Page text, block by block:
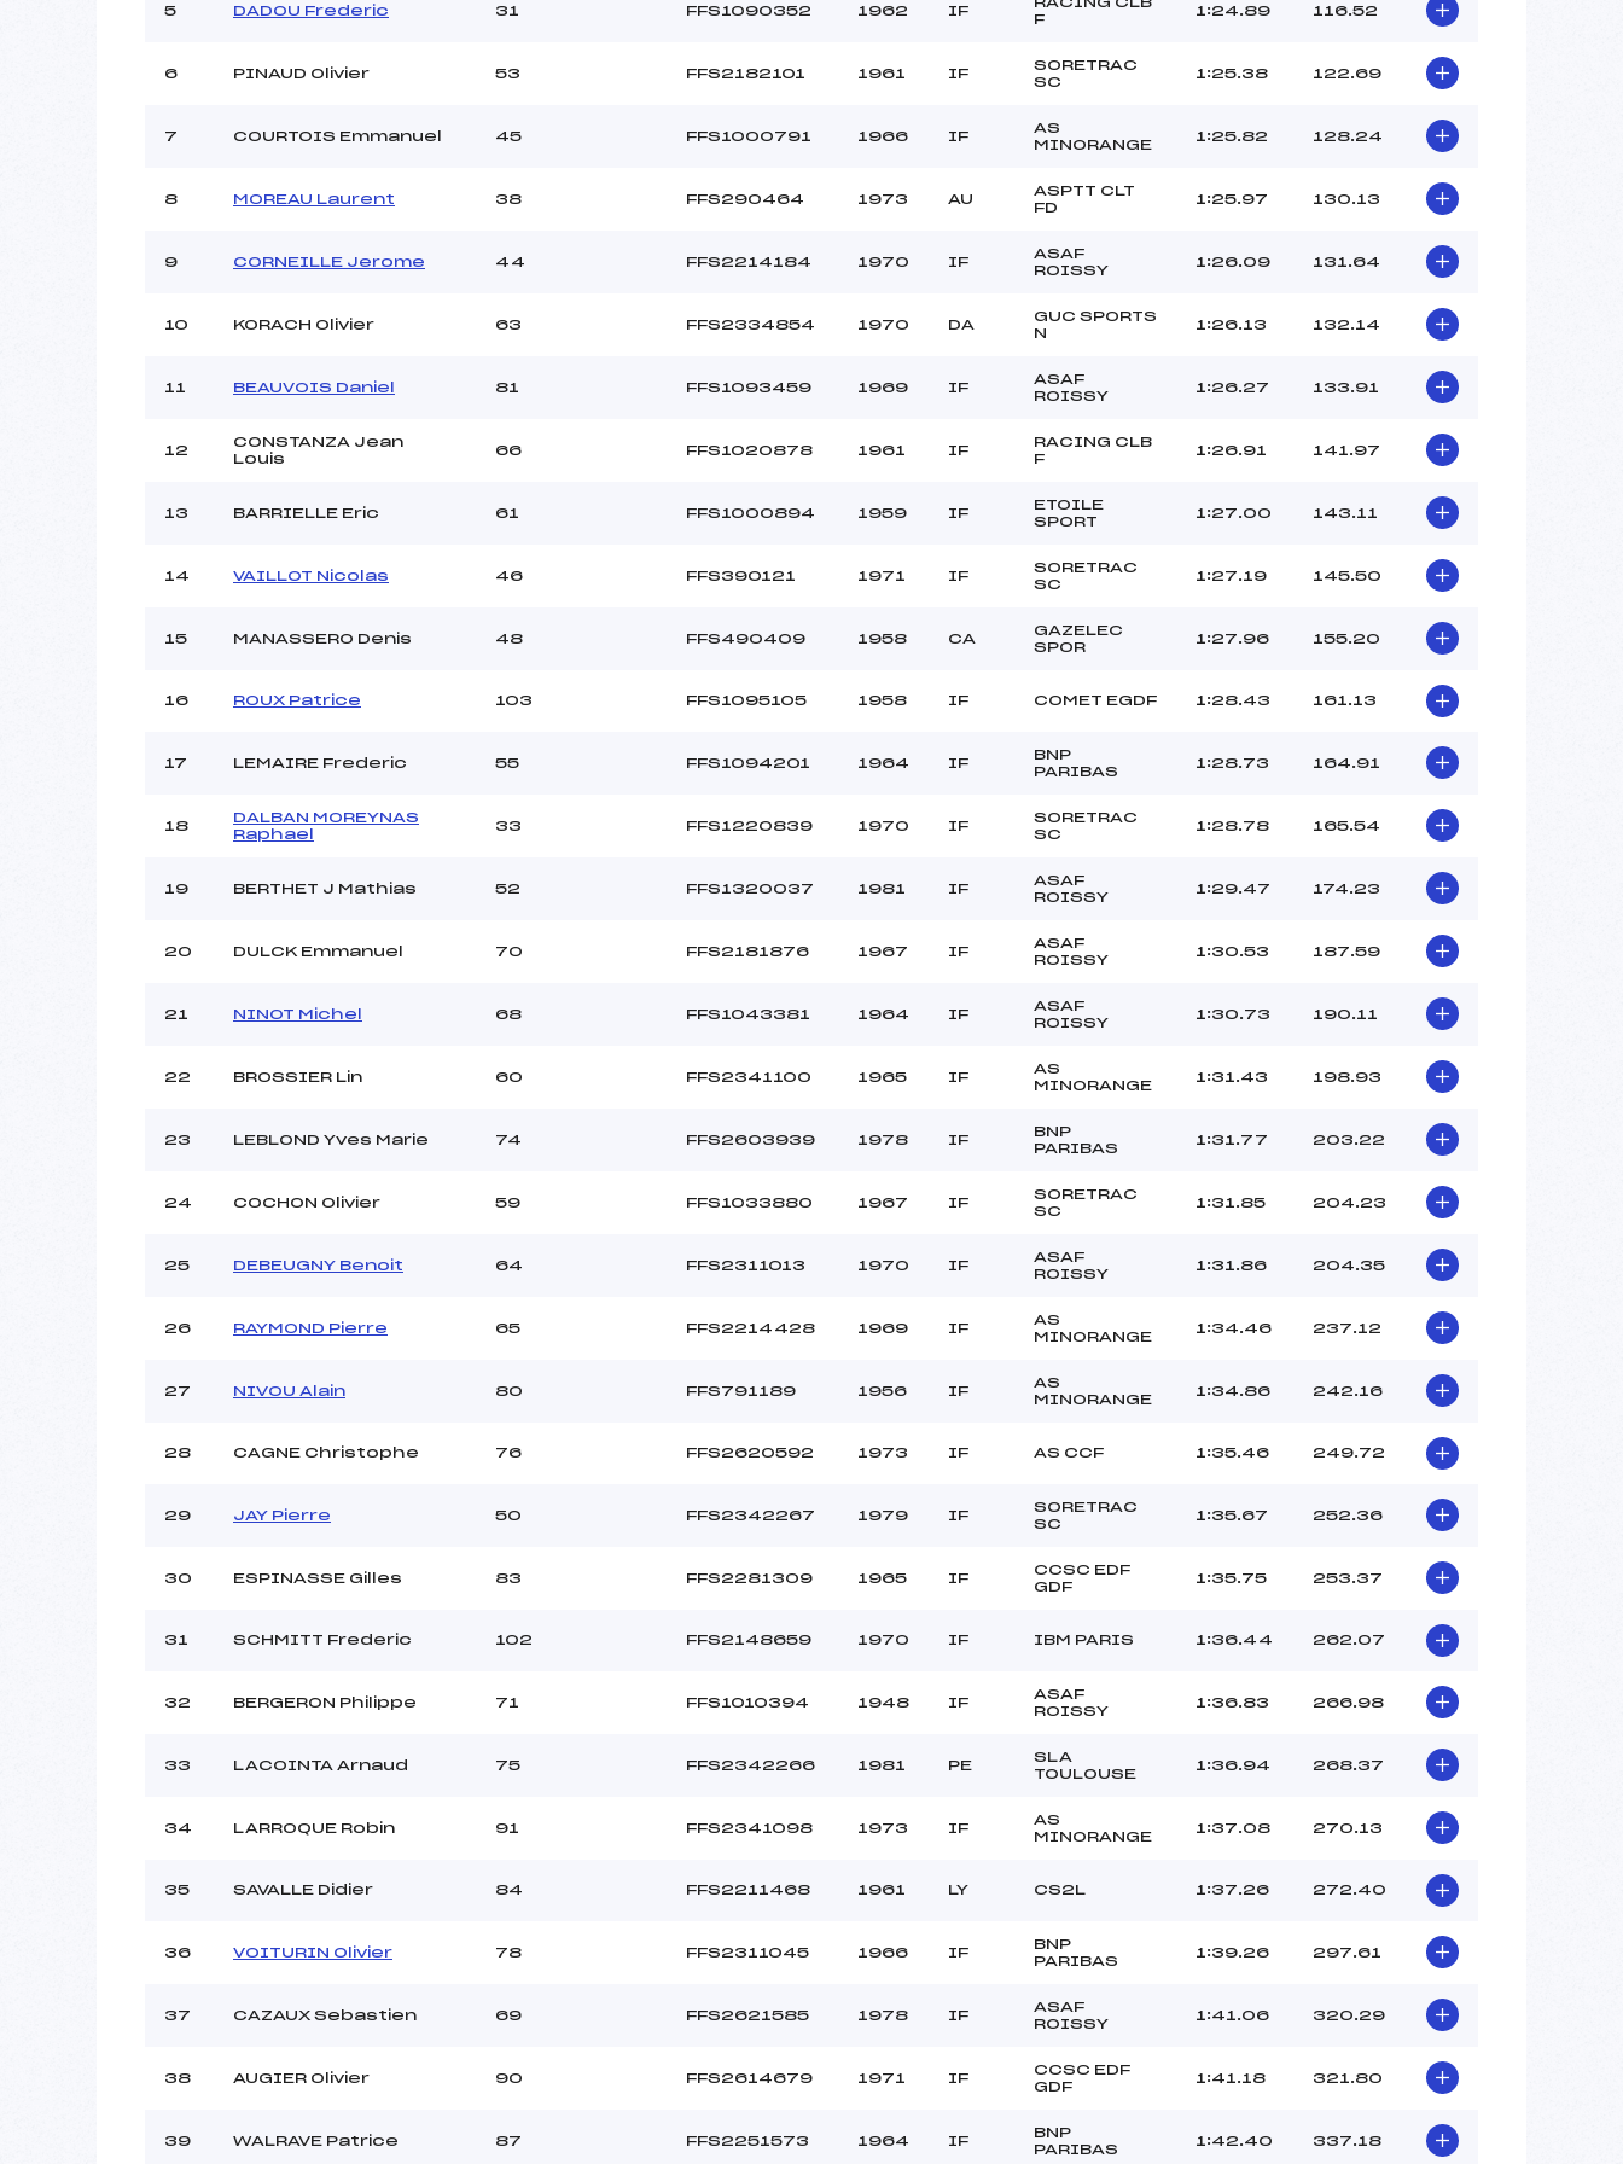
Météo :
NUAGEUX
Température départ :
-2
Pénalité appliquée :
96.7300
5 DADOU Frederic 31 FFS1090352 1962 IF
F
1:24.89 116.52
6 PINAUD Olivier 53 FFS2182101 1961 IF
SORETRAC
SC
1:25.38 122.69
7 COURTOIS Emmanuel 45 FFS1000791 1966 IF
AS
MINORANGE
1:25.82 128.24
8 MOREAU Laurent 38 FFS290464 1973 AU
ASPTT CLT
FD
1:25.97 130.13
9 CORNEILLE Jerome 44 FFS2214184 1970 IF
ASAF
ROISSY
1:26.09 131.64
10 KORACH Olivier 63 FFS2334854 1970 DA
GUC SPORTS
N
1:26.13 132.14
11 BEAUVOIS Daniel 81 FFS1093459 1969 IF
ASAF
ROISSY
1:26.27 133.91
12
CONSTANZA Jean
Louis
66 FFS1020878 1961 IF
RACING CLB
F
1:26.91 141.97
13 BARRIELLE Eric 61 FFS1000894 1959 IF
ETOILE
SPORT
1:27.00 143.11
14 VAILLOT Nicolas 46 FFS390121 1971 IF
SORETRAC
SC
1:27.19 145.50
15 MANASSERO Denis 48 FFS490409 1958 CA
GAZELEC
SPOR
1:27.96 155.20
16 ROUX Patrice 103 FFS1095105 1958 IF COMET EGDF 1:28.43 161.13
17 LEMAIRE Frederic 55 FFS1094201 1964 IF
BNP
PARIBAS
1:28.73 164.91
18
DALBAN MOREYNAS
Raphael
33 FFS1220839 1970 IF
SORETRAC
SC
1:28.78 165.54
19 BERTHET J Mathias 52 FFS1320037 1981 IF
ASAF
ROISSY
1:29.47 174.23
20 DULCK Emmanuel 70 FFS2181876 1967 IF
ASAF
ROISSY
1:30.53 187.59
21 NINOT Michel 68 FFS1043381 1964 IF
ASAF
ROISSY
1:30.73 190.11
22 BROSSIER Lin 60 FFS2341100 1965 IF
AS
MINORANGE
1:31.43 198.93
23 LEBLOND Yves Marie 74 FFS2603939 1978 IF
BNP
PARIBAS
1:31.77 203.22
24 COCHON Olivier 59 FFS1033880 1967 IF
SORETRAC
SC
1:31.85 204.23
25 DEBEUGNY Benoit 64 FFS2311013 1970 IF
ASAF
ROISSY
1:31.86 204.35
26 RAYMOND Pierre 65 FFS2214428 1969 IF
AS
MINORANGE
1:34.46 237.12
27 NIVOU Alain 80 FFS791189 1956 IF
AS
MINORANGE
1:34.86 242.16
28 CAGNE Christophe 76 FFS2620592 1973 IF AS CCF 1:35.46 249.72
29 JAY Pierre 50 FFS2342267 1979 IF
SORETRAC
SC
1:35.67 252.36
30 ESPINASSE Gilles 83 FFS2281309 1965 IF
CCSC EDF
GDF
1:35.75 253.37
31 SCHMITT Frederic 102 FFS2148659 1970 IF IBM PARIS 1:36.44 262.07
32 BERGERON Philippe 71 FFS1010394 1948 IF
ASAF
ROISSY
1:36.83 266.98
33 LACOINTA Arnaud 75 FFS2342266 1981 PE
SLA
TOULOUSE
1:36.94 268.37
34 LARROQUE Robin 91 FFS2341098 1973 IF
AS
MINORANGE
1:37.08 270.13
35 SAVALLE Didier 84 FFS2211468 1961 LY CS2L 1:37.26 272.40
36 VOITURIN Olivier 78 FFS2311045 1966 IF
BNP
PARIBAS
1:39.26 297.61
37 CAZAUX Sebastien 69 FFS2621585 1978 IF
ASAF
ROISSY
1:41.06 320.29
38 AUGIER Olivier 90 FFS2614679 1971 IF
CCSC EDF
GDF
1:41.18 321.80
39 WALRAVE Patrice 87 FFS2251573 1964 IF
BNP
PARIBAS
1:42.40 337.18